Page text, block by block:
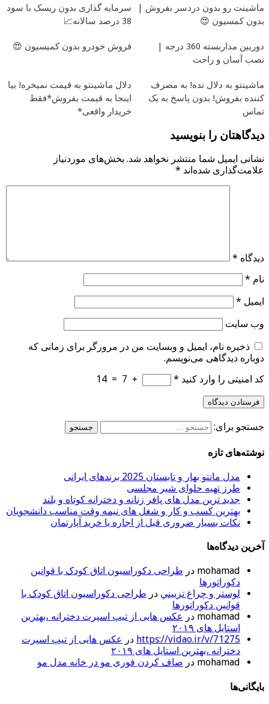
ماشینت رو بدون دردسر بفروش |
بدون کمسیون 😍
سرمایه گذاری بدون ریسک با سود
38 درصد سالانه📈
دوربین مداربسته 360 درجه |
نصب آسان و راحت
فروش خودرو بدون کمیسیون 😍
ماشینتو به دلال نده! به مصرف
کننده بفروش! بدون پاسخ به یک
تماس
دلال ماشینتو به قیمت نمیخره! بیا
اینجا به قیمت بفروش*فقط
خریدار واقعی*
دیدگاهتان را بنویسید
نشانی ایمیل شما منتشر نخواهد شد. بخش‌های موردنیاز
علامت‌گذاری شده‌اند *
دیدگاه *
نام *
ایمیل *
وب‌ سایت
ذخیره نام، ایمیل و وبسایت من در مرورگر برای زمانی که
دوباره دیدگاهی می‌نویسم.
کد امنیتی را وارد کنید *
+
7
=
14
جستجو برای:
نوشته‌های تازه
مدل مانتو بهار و تابستان 2025 برندهای ایرانی
طرز تهیه حلوای شیر مجلسی
جدید ترین مدل های پافر زنانه و دخترانه کوتاه و بلند
بهترین کسب و کار و شغل های نیمه وقت مناسب دانشجویان
نکات بسیار ضروری قبل از اجاره یا خرید آپارتمان
آخرین دیدگاه‌ها
mohamad در طراحی دکوراسیون اتاق کودک با قوانین
دکوراتورها
لوستر و چراغ تزييني در طراحی دکوراسیون اتاق کودک با
قوانین دکوراتورها
mohamad در عکس هایی از تیپ اسپرت دخترانه ،بهترین
استایل های ۲۰۱۹
https://vidao.ir/v/71275 در عکس هایی از تیپ اسپرت
دخترانه ،بهترین استایل های ۲۰۱۹
mohamad در صاف کردن فوری مو در خانه مدل مو
بایگانی‌ها